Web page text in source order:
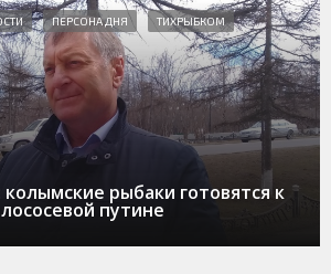
рыбаки готовятся к
путине
ПЕРСОНА ДНЯ ТИХРЫБКОМ